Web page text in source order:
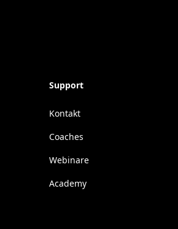
Support
Kontakt
Coaches
Webinare
Academy